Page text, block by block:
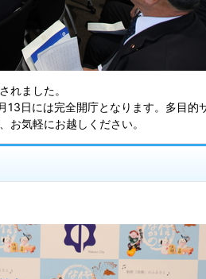
れました。
日には完全開庁となります。多目的
お気軽にお越しください。